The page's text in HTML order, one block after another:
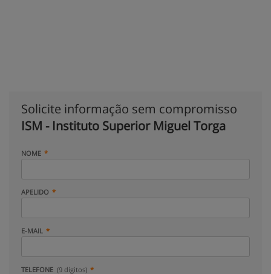
Solicite informação sem compromisso
ISM - Instituto Superior Miguel Torga
NOME
APELIDO
E-MAIL
TELEFONE (9 dígitos)